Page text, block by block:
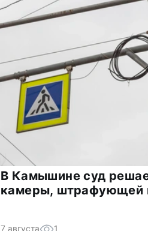
В Камышине суд
камеры, штрафующей
7 августа 1